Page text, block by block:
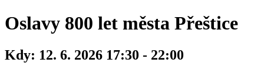
Oslavy 800 let města Přeštice
Kdy: 12. 6. 2026 17:30 - 22:00